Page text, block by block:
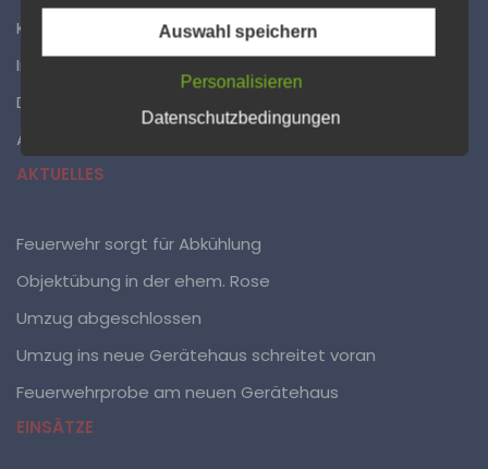
Kontakt
Impressum
Datenschutzerklärung
Administration
AKTUELLES
Feuerwehr sorgt für Abkühlung
Objektübung in der ehem. Rose
Umzug abgeschlossen
Umzug ins neue Gerätehaus schreitet voran
Feuerwehrprobe am neuen Gerätehaus
EINSÄTZE
Begriffsbestimmungen
Die Datenschutzerklärung beruht auf den
Begrifflichkeiten, die durch den Europäischen
Richtlinien- und Verordnungsgeber beim Erlass der
Datenschutz-Grundverordnung (DS-GVO) verwendet
wurden. Unsere Datenschutzerklärung soll sowohl für
Geschäftspartner einfach lesbar und verständlich sein.
Um dies zu gewährleisten, möchten wir vorab die
Wir verwenden in dieser Datenschutzerklärung
unter anderem die folgenden Begriffe:
Personenbezogene Daten sind alle Informationen, die
Auswahl speichern
Personalisieren
Datenschutzbedingungen